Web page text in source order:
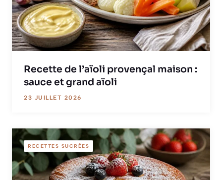
Recette de l’aïoli provençal maison :
sauce et grand aïoli
23 JUILLET 2026
RECETTES SUCRÉES